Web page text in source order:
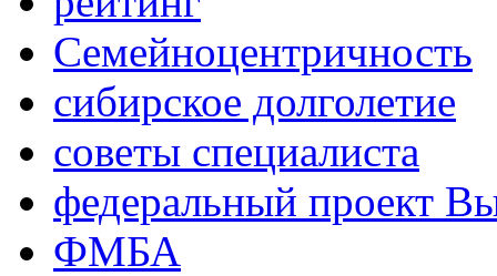
Семейноцентричность
сибирское долголетие
советы специалиста
федеральный проект
ФМБА